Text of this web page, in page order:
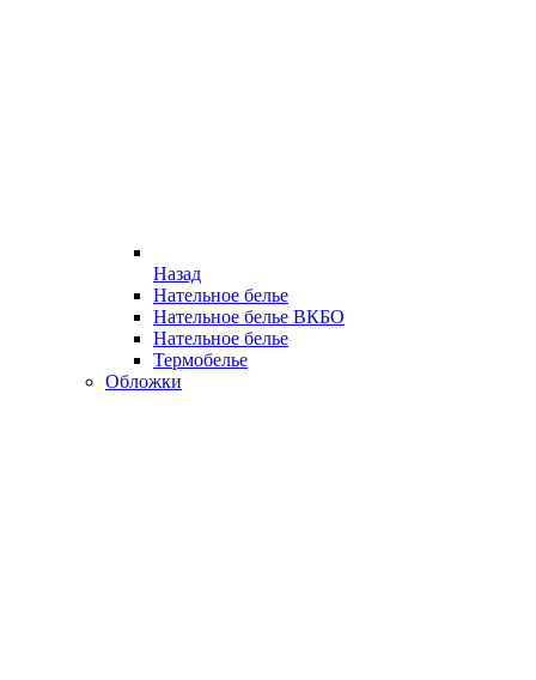
Назад
Нательное белье
Нательное белье ВКБО
Нательное белье
Термобелье
Обложки